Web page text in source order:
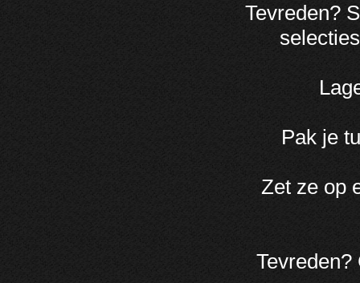
Tevreden?
Pak je
Zet ze op
Tevreden?